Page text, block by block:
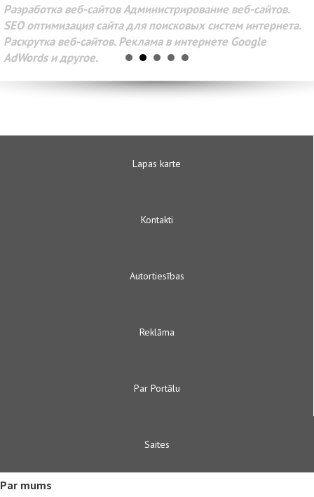
Разработка веб-сайтов Администрирование веб-сайтов.
SEO оптимизация сайта для поисковых систем интернета.
Раскрутка веб-сайтов. Реклама в интернете Google
AdWords и другое.
Lapas karte
Kontakti
Autortiesības
Reklāma
Par Portālu
Saites
Par mums